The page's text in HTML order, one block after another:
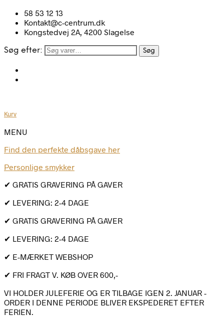
58 53 12 13
Kontakt@c-centrum.dk
Kongstedvej 2A, 4200 Slagelse
Søg efter: Søg
Kurv
MENU
Find den perfekte dåbsgave her
Personlige smykker
✔ GRATIS GRAVERING PÅ GAVER
✔ LEVERING: 2-4 DAGE
✔ GRATIS GRAVERING PÅ GAVER
✔ LEVERING: 2-4 DAGE
✔ E-MÆRKET WEBSHOP
✔ FRI FRAGT V. KØB OVER 600,-
VI HOLDER JULEFERIE OG ER TILBAGE IGEN 2. JANUAR -
ORDER I DENNE PERIODE BLIVER EKSPEDERET EFTER
FERIEN.